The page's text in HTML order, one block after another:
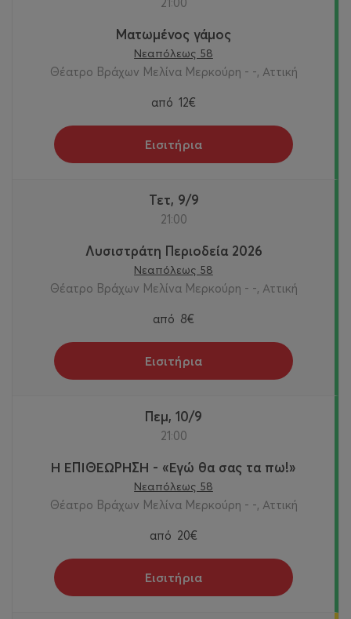
Ματωμένος γάμος
Νεαπόλεως 58
Θέατρο Βράχων Μελίνα Μερκούρη - -, Αττική
από 12€
Εισιτήρια
Τετ, 9/9
21:00
Λυσιστράτη Περιοδεία 2026
Νεαπόλεως 58
Θέατρο Βράχων Μελίνα Μερκούρη - -, Αττική
από 8€
Εισιτήρια
Πεμ, 10/9
21:00
Η ΕΠΙΘΕΩΡΗΣΗ - «Εγώ θα σας τα πω!»
Νεαπόλεως 58
Θέατρο Βράχων Μελίνα Μερκούρη - -, Αττική
από 20€
Εισιτήρια